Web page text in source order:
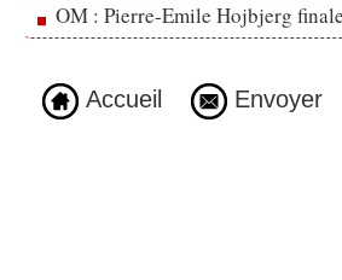
OM : Pierre-Emile Hojbjerg
Accueil Envoyer